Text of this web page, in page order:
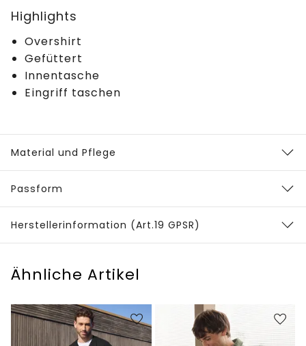
Highlights
Overshirt
Gefüttert
Innentasche
Eingriff taschen
Material und Pflege
Passform
Herstellerinformation (Art.19 GPSR)
Ähnliche Artikel